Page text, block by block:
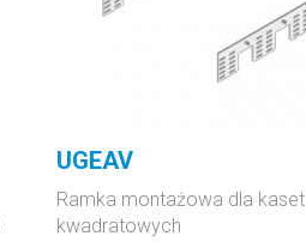
UGEAV
Ramka montażowa dla kaset
kwadratowych